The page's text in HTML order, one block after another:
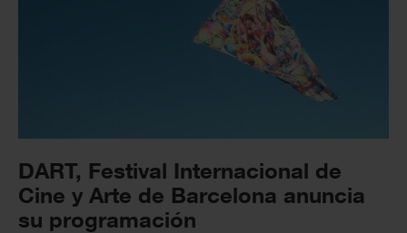
DART, Festival Internacional de
Cine y Arte de Barcelona anuncia
su programación